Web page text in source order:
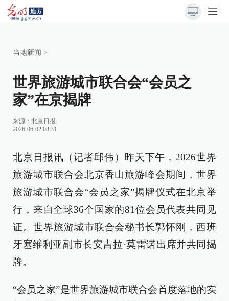
当地新闻 >
世界旅游城市联合会“会员之
家”在京揭牌
来源： 北京日报
2026-06-02 08:31
北京日报讯（记者邱伟）昨天下午，2026世界
旅游城市联合会北京香山旅游峰会期间，世界
旅游城市联合会“会员之家”揭牌仪式在北京举
行，来自全球36个国家的81位会员代表共同见
证。世界旅游城市联合会秘书长郭怀刚，西班
牙塞维利亚副市长安吉拉·莫雷诺出席并共同揭
牌。
“会员之家”是世界旅游城市联合会首度落地的实